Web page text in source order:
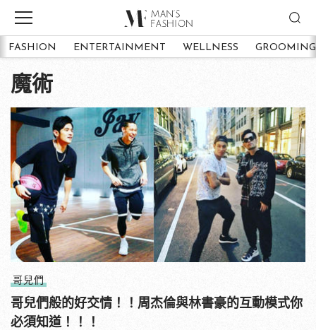
FASHION ENTERTAINMENT WELLNESS GROOMING
魔術
哥兒們
哥兒們般的好交情！！周杰倫與林書豪的互動模式你
必須知道！！！